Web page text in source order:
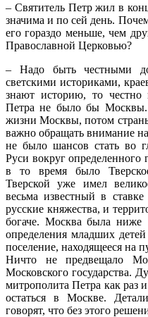
– Святитель Петр жил в
значима и по сей день.
его гораздо меньше, чем
Православной Церковью?
– Надо быть честными
светскими историками,
знают историю, то честно
Петра не было бы Москвы.
жизни Москвы, потом
важно обращать внимание
не было шансов стать во
Руси вокруг
в то время было
Тверской уже имел
весьма известный в
русские княжества, и
богаче. Москва была
определения младших
поселение, находящееся на
Ничто не предвещало
Московского государства.
митрополита Петра как раз
остаться в Москве.
говорят, что без этого